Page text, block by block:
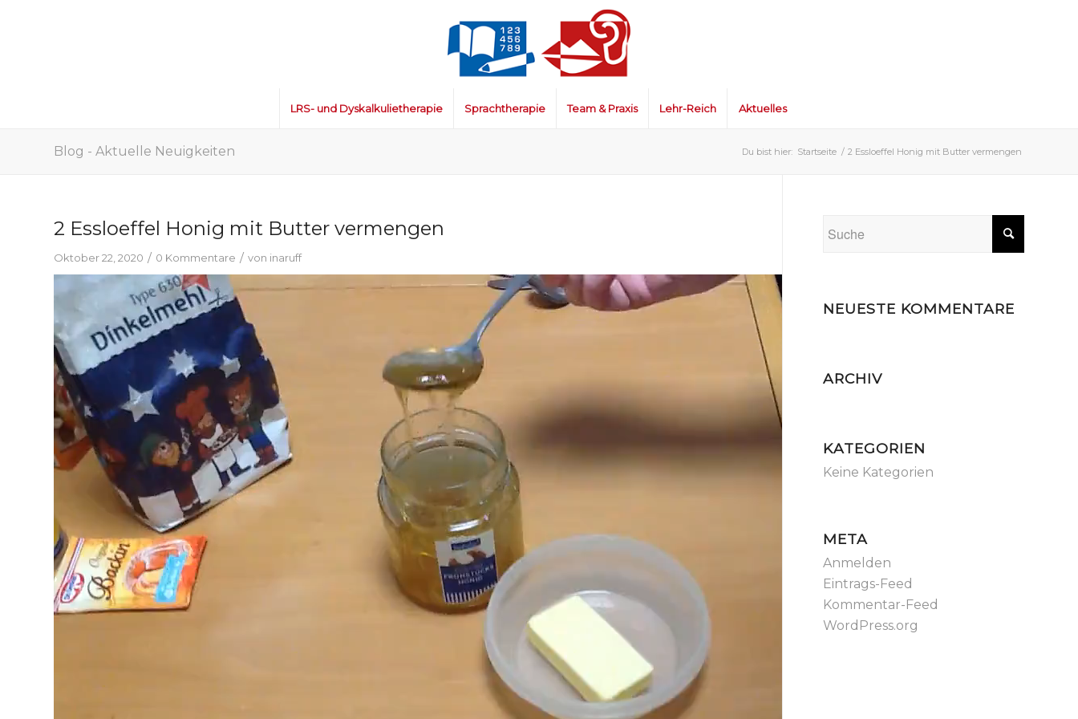
LRS- und Dyskalkulietherapie Sprachtherapie Team & Praxis Lehr-Reich Aktuelles
Blog - Aktuelle Neuigkeiten Du bist hier: Startseite / 2 Essloeffel Honig mit Butter vermengen
2 Essloeffel Honig mit Butter vermengen
Oktober 22, 2020 / 0 Kommentare / von inaruff
NEUESTE KOMMENTARE
ARCHIV
KATEGORIEN
Keine Kategorien
META
Anmelden
Eintrags-Feed
Kommentar-Feed
WordPress.org